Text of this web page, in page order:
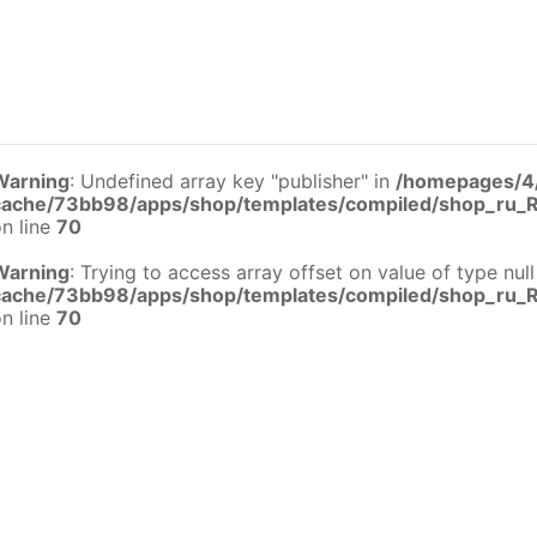
: Undefined array key "publisher" in/homepages/
73bb98/apps/shop/templates/compiled/
line70
: Trying to access array offset on value of type
73bb98/apps/shop/templates/compiled/
line70